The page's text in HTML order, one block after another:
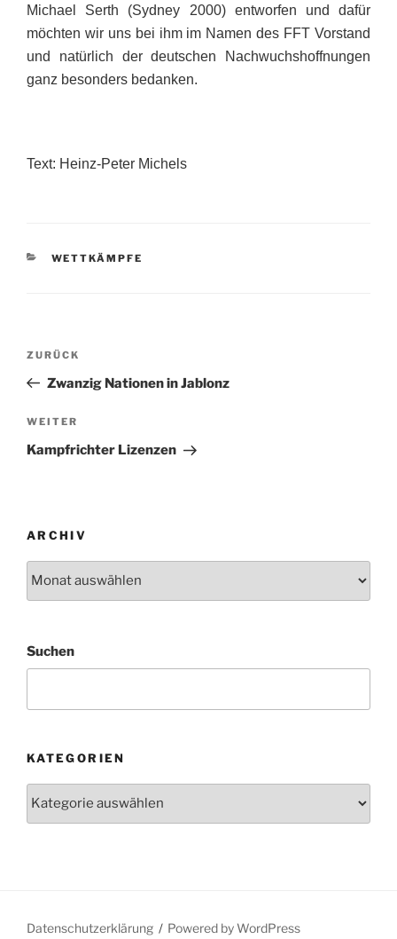
Michael Serth (Sydney 2000) entworfen und dafür
möchten wir uns bei ihm im Namen des FFT Vorstand
und natürlich der deutschen Nachwuchshoffnungen
ganz besonders bedanken.
Text: Heinz-Peter Michels
KATEGORIEN
WETTKÄMPFE
Beitragsnavigation
Vorheriger
Beitrag
ZURÜCK
Zwanzig Nationen in Jablonz
Nächster
Beitrag
WEITER
Kampfrichter Lizenzen
ARCHIV
Suchen
KATEGORIEN
Datenschutzerklärung Powered by WordPress